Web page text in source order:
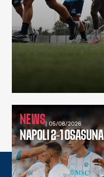
NEWS| 05/08/2026
NAPOLI 2-1 OSASUNA